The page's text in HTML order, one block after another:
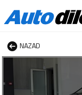
NAZAD